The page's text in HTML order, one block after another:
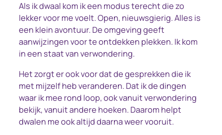
Als ik dwaal kom ik een modus terecht die zo
lekker voor me voelt. Open, nieuwsgierig. Alles is
een klein avontuur. De omgeving geeft
aanwijzingen voor te ontdekken plekken. Ik kom
in een staat van verwondering.
Het zorgt er ook voor dat de gesprekken die ik
met mijzelf heb veranderen. Dat ik de dingen
waar ik mee rond loop, ook vanuit verwondering
bekijk, vanuit andere hoeken. Daarom helpt
dwalen me ook altijd daarna weer vooruit.